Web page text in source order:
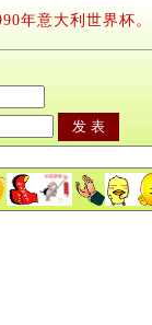
年意大利世界杯